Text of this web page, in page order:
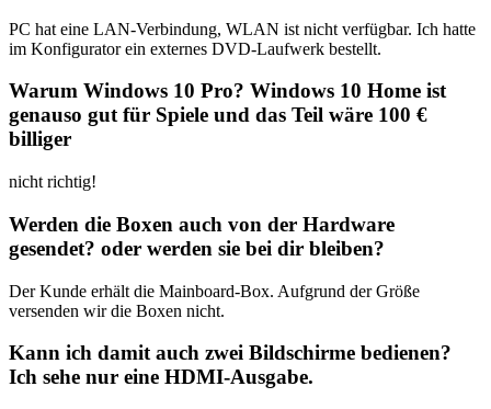
PC hat eine LAN-Verbindung, WLAN ist nicht verfügbar. Ich hatte
im Konfigurator ein externes DVD-Laufwerk bestellt.
Warum Windows 10 Pro? Windows 10 Home ist
genauso gut für Spiele und das Teil wäre 100 €
billiger
nicht richtig!
Werden die Boxen auch von der Hardware
gesendet? oder werden sie bei dir bleiben?
Der Kunde erhält die Mainboard-Box. Aufgrund der Größe
versenden wir die Boxen nicht.
Kann ich damit auch zwei Bildschirme bedienen?
Ich sehe nur eine HDMI-Ausgabe.